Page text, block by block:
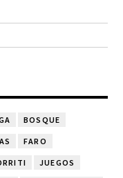
BOSQUE
FARO
JUEGOS